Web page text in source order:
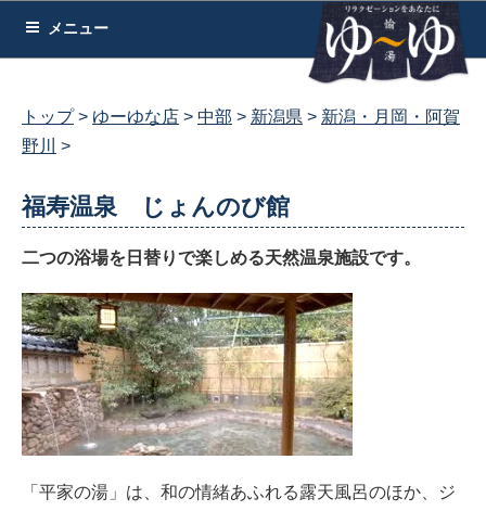
メニュー
トップ ゆーゆな店 中部 新潟県
新潟・月岡・阿賀
野川
福寿温泉 じょんのび館
二つの浴場を日替りで楽しめる天然温泉施設です。
「平家の湯」は、和の情緒あふれる露天風呂のほか、ジ